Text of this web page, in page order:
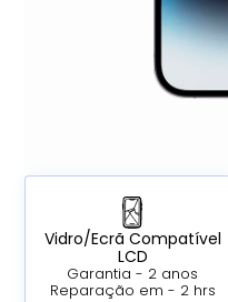
Vidro/Ecrã Compatível
LCD
Garantia - 2 anos
Reparação em - 2 hrs